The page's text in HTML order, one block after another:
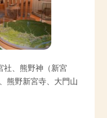
社、熊野神（新宮
熊野新宮寺、大門山